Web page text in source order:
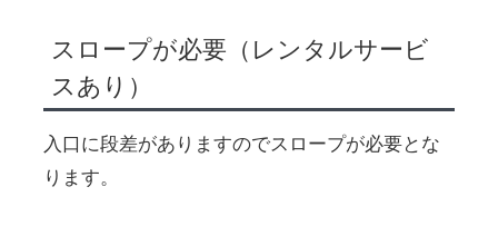
スロープが必要（レンタルサービ
スあり）
入口に段差がありますのでスロープが必要とな
ります。